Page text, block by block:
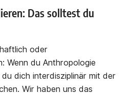
Das solltest du
oder
Wenn du Anthropologie
dich interdisziplinär mit der
Wir haben uns das